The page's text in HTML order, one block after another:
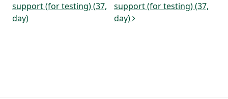
support (for testing) (37,
day)
support (for testing) (37,
day)